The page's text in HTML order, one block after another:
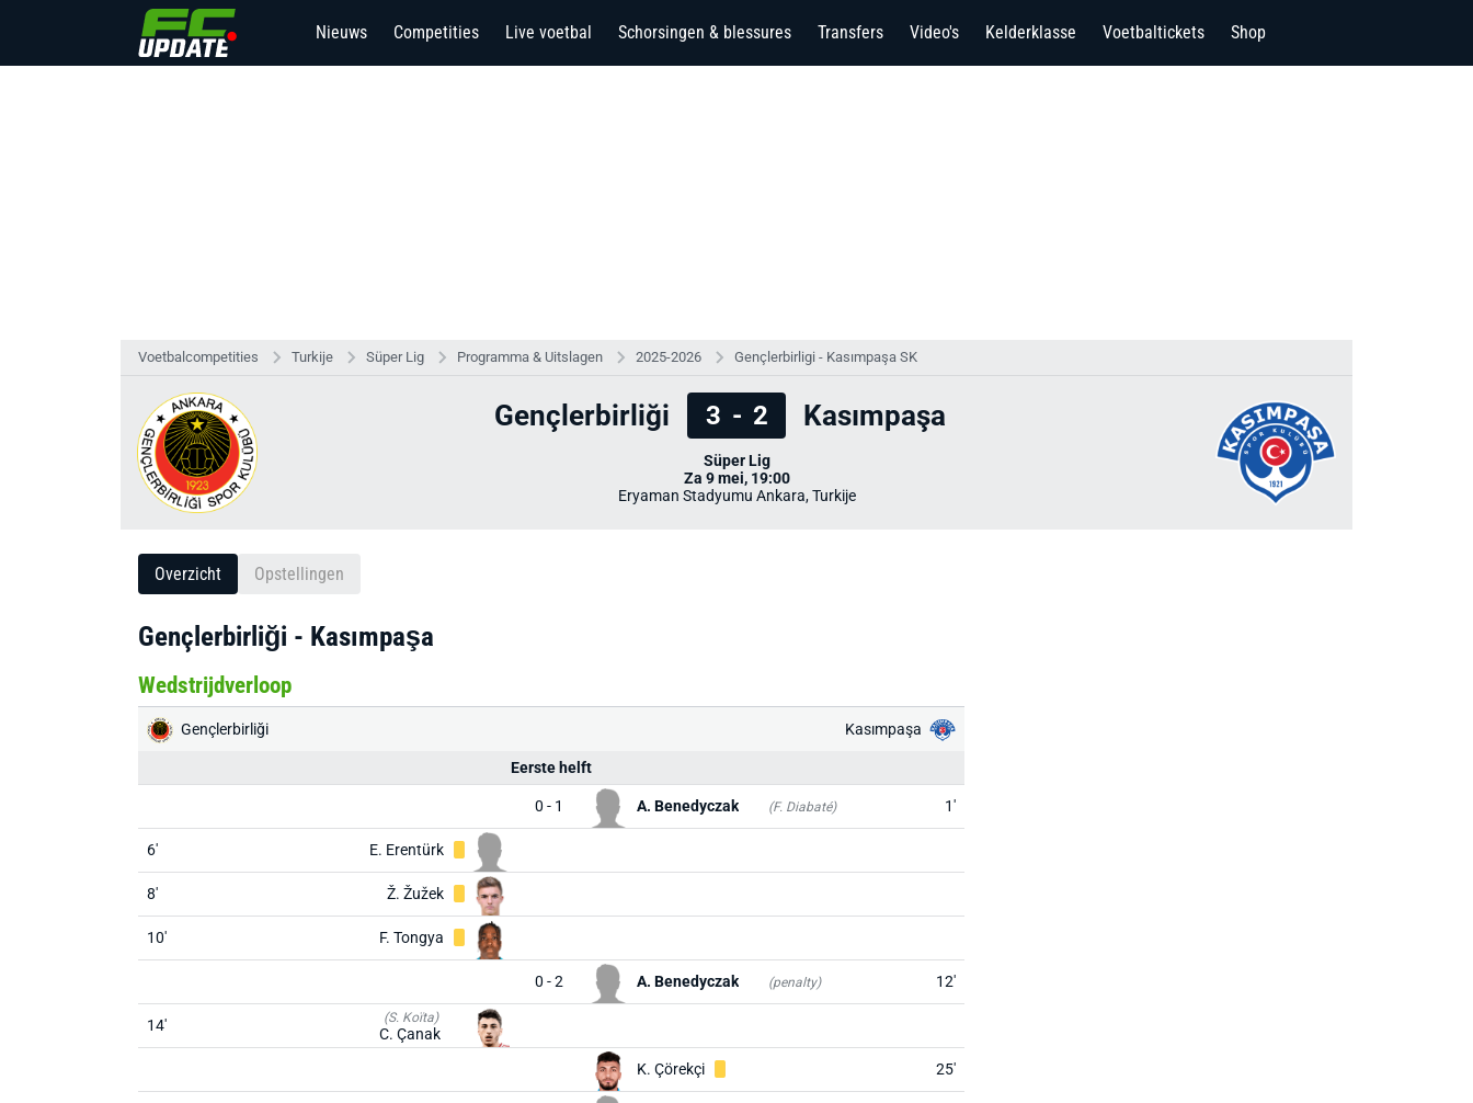
Nieuws Competities Live voetbal Schorsingen & blessures Transfers Video's Kelderklasse Voetbaltickets Shop
Voetbalcompetities Turkije Süper Lig Programma & Uitslagen 2025-2026 Gençlerbirligi - Kasımpaşa SK
Gençlerbirliği 3 - 2 Kasımpaşa
Süper Lig
Za 9 mei, 19:00
Eryaman Stadyumu Ankara, Turkije
Overzicht Opstellingen
Gençlerbirliği - Kasımpaşa
Wedstrijdverloop
Gençlerbirliği Kasımpaşa
Eerste helft
0 - 1 A. Benedyczak (F. Diabaté) 1'
6' E. Erentürk
8' Ž. Žužek
10' F. Tongya
0 - 2 A. Benedyczak (penalty) 12'
14' (S. Koïta)
C. Çanak
K. Çörekçi
25'